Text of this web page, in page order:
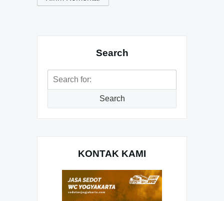
Search
Search
Search
KONTAK KAMI